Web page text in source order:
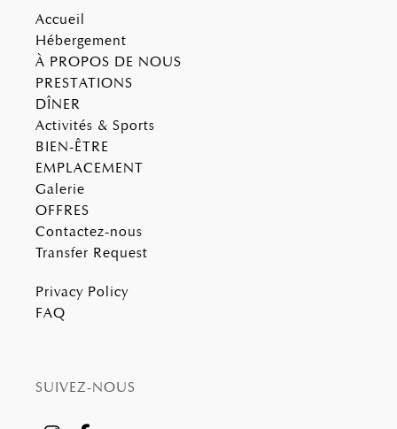
may combine it with other information that you’ve
provided to them or that they’ve collected from your use
of their services.
Accueil
Hébergement
À PROPOS DE NOUS
PRESTATIONS
DÎNER
Activités & Sports
BIEN-ÊTRE
EMPLACEMENT
Galerie
OFFRES
Contactez-nous
Transfer Request
Privacy Policy
FAQ
SUIVEZ-NOUS